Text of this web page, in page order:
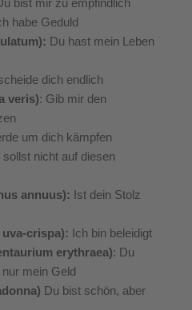
bist mir zu empfindlich
habe Geduld
Du hast mein Leben
dich endlich
veris): Gib mir den
um dich kämpfen
sollst nicht auf diesen
annuus): Ist dein Stolz
crispa): Ich bin beleidigt
erythraea): Du
mein Geld
Du bist schön, aber